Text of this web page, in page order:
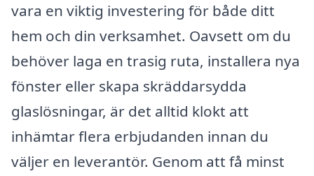
vara en viktig investering för både ditt
hem och din verksamhet. Oavsett om du
behöver laga en trasig ruta, installera nya
fönster eller skapa skräddarsydda
glaslösningar, är det alltid klokt att
inhämtar flera erbjudanden innan du
väljer en leverantör. Genom att få minst